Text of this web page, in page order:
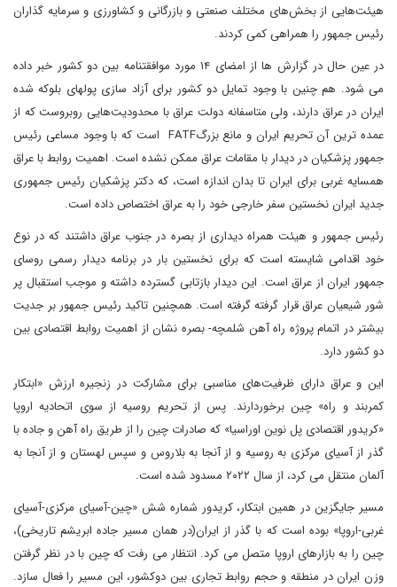
هیئت‌هایی از بخش‌های مختلف صنعتی و بازرگانی و کشاورزی و سرمایه گذاران
رئیس جمهور را همراهی کمی کردند.
در عین حال در گزارش ها از امضای ۱۴ مورد موافقتنامه بین دو کشور خبر داده
می شود. هم چنین با وجود تمایل دو کشور برای آزاد سازی پولهای بلوکه شده
ایران در عراق دارند، ولی متاسفانه دولت عراق با محدودیت‌هایی روبروست که از
عمده ترین آن تحریم ایران و مانع بزرگFATF است که با وجود مساعی رئیس
جمهور پزشکیان در دیدار با مقامات عراق ممکن نشده است. اهمیت روابط با عراق
همسایه غربی برای ایران تا بدان اندازه است، که دکتر پزشکیان رئیس جمهوری
جدید ایران نخستین سفر خارجی خود را به عراق اختصاص داده است.
رئیس جمهور و هیئت همراه دیداری از بصره در جنوب عراق داشتند که در نوع
خود اقدامی شایسته است که برای نخستین بار در برنامه دیدار رسمی روسای
جمهور ایران از عراق است. این دیدار بازتابی گسترده داشته و موجب استقبال پر
شور شیعیان عراق قرار گرفته گرفته است. همچنین تاکید رئیس جمهور بر جدیت
بیشتر در اتمام پروژه راه آهن شلمچه- بصره نشان از اهمیت روابط اقتصادی بین
دو کشور دارد.
این و عراق دارای ظرفیت‌های مناسبی برای مشارکت در زنجیره ارزش «ابتکار
کمربند و راه» چین برخوردارند. پس از تحریم روسیه از سوی اتحادیه اروپا
«کریدور اقتصادی پل نوین اوراسیا» که صادرات چین را از طریق راه آهن و جاده با
گذر از آسیای مرکزی به روسیه و از آنجا به بلاروس و سپس لهستان و از آنجا به
آلمان منتقل می کرد، از سال ۲۰۲۲ مسدود شده است.
مسیر جایگزین در همین ابتکار، کریدور شماره شش «چین-آسیای مرکزی-آسیای
غربی-اروپا» بوده است که با گذر از ایران(در همان مسیر جاده ابریشم تاریخی)،
چین را به بازارهای اروپا متصل می کرد. انتظار می رفت که چین با در نظر گرفتن
وزن ایران در منطقه و حجم روابط تجاری بین دوکشور، این مسیر را فعال سازد.